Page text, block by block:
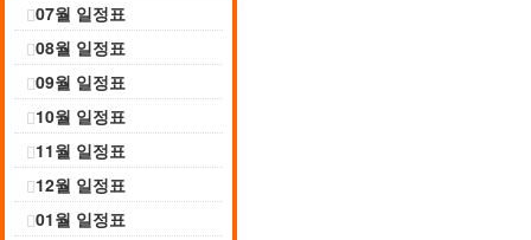
07월 일정표
08월 일정표
09월 일정표
10월 일정표
11월 일정표
12월 일정표
01월 일정표